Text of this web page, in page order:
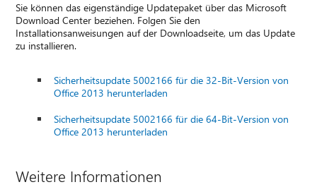
Sie können das eigenständige Updatepaket über das Microsoft
Download Center beziehen. Folgen Sie den
Installationsanweisungen auf der Downloadseite, um das Update
zu installieren.
Sicherheitsupdate 5002166 für die 32-Bit-Version von
Office 2013 herunterladen
Sicherheitsupdate 5002166 für die 64-Bit-Version von
Office 2013 herunterladen
Weitere Informationen